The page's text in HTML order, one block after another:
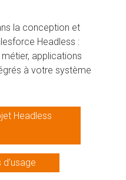
la conception et
Headless :
applications
à votre système
Headless